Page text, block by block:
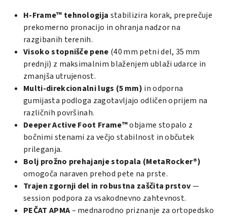
H-Frame™ tehnologija stabilizira korak, preprečuje
prekomerno pronacijo in ohranja nadzor na
razgibanih terenih.
Visoko stopnišče pene (40 mm petni del, 35 mm
prednji) z maksimalnim blaženjem ublaži udarce in
zmanjša utrujenost.
Multi-direkcionalni lugs (5 mm) in odporna
gumijasta podloga zagotavljajo odličen oprijem na
različnih površinah.
Deeper Active Foot Frame™objame stopalo z
bočnimi stenami za večjo stabilnost in občutek
prileganja.
Bolj prožno prehajanje stopala (MetaRocker®)
omogoča naraven prehod pete na prste.
Trajen zgornji del in robustna zaščita prstov—
session podpora za vsakodnevno zahtevnost.
PEČAT APMA– mednarodno priznanje za ortopedsko